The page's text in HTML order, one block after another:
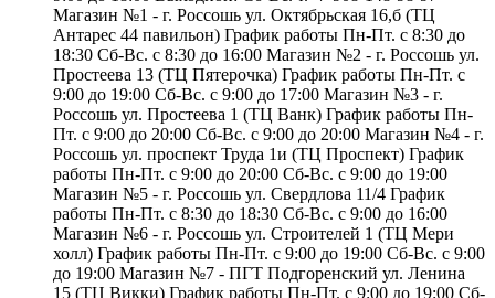
Магазин №1 - г. Россошь ул. Октябрьская 16,б (ТЦ
Антарес 44 павильон) График работы Пн-Пт. с 8:30 до
18:30 Сб-Вс. с 8:30 до 16:00 Магазин №2 - г. Россошь ул.
Простеева 13 (ТЦ Пятерочка) График работы Пн-Пт. с
9:00 до 19:00 Сб-Вс. с 9:00 до 17:00 Магазин №3 - г.
Россошь ул. Простеева 1 (ТЦ Ванк) График работы Пн-
Пт. с 9:00 до 20:00 Сб-Вс. с 9:00 до 20:00 Магазин №4 - г.
Россошь ул. проспект Труда 1и (ТЦ Проспект) График
работы Пн-Пт. с 9:00 до 20:00 Сб-Вс. с 9:00 до 19:00
Магазин №5 - г. Россошь ул. Свердлова 11/4 График
работы Пн-Пт. с 8:30 до 18:30 Сб-Вс. с 9:00 до 16:00
Магазин №6 - г. Россошь ул. Строителей 1 (ТЦ Мери
холл) График работы Пн-Пт. с 9:00 до 19:00 Сб-Вс. с 9:00
до 19:00 Магазин №7 - ПГТ Подгоренский ул. Ленина
15 (ТЦ Викки) График работы Пн-Пт. с 9:00 до 19:00 Сб-